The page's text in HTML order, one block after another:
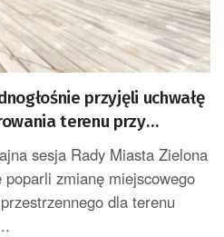
przyjęli uchwałę
terenu przy
sesja Rady Miasta Zielona
poparli zmianę miejscowego
dla terenu